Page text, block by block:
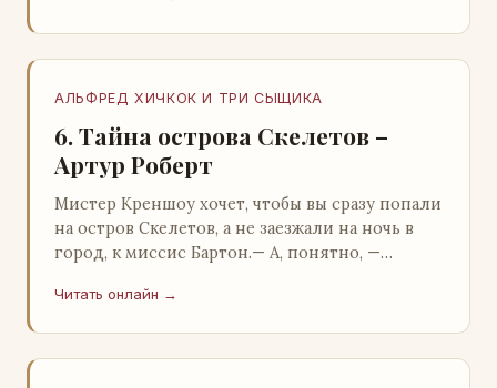
АЛЬФРЕД ХИЧКОК И ТРИ СЫЩИКА
6. Тайна острова Скелетов –
Артур Роберт
Мистер Креншоу хочет, чтобы вы сразу попали
на остров Скелетов, а не заезжали на ночь в
город, к миссис Бартон.— А, понятно, —
«кризис»…
Читать онлайн →